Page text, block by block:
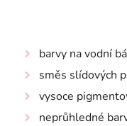
barvy na vodní
směs slídových
vysoce
neprůhledné